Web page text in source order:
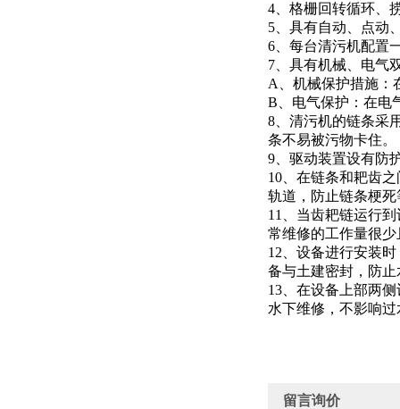
4、格栅回转循环、
5、具有自动、点动
6、每台清污机配置
7、具有机械、电气
A、机械保护措施：
B、电气保护：在电
8、清污机的链条采
条不易被污物卡住。
9、驱动装置设有防
10、在链条和耙齿
轨道，防止链条梗死
11、当齿耙链运行
常维修的工作量很
12、设备进行安装
备与土建密封，防
13、在设备上部两
水下维修，不影响
留言询价